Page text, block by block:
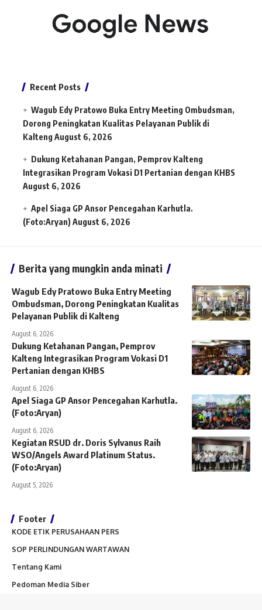
Recent Posts
Wagub Edy Pratowo Buka Entry Meeting Ombudsman,
Dorong Peningkatan Kualitas Pelayanan Publik di
Kalteng August 6, 2026
Dukung Ketahanan Pangan, Pemprov Kalteng
Integrasikan Program Vokasi D1 Pertanian dengan KHBS
August 6, 2026
Apel Siaga GP Ansor Pencegahan Karhutla.
(Foto:Aryan) August 6, 2026
Berita yang mungkin anda minati
Wagub Edy Pratowo Buka Entry Meeting
Ombudsman, Dorong Peningkatan Kualitas
Pelayanan Publik di Kalteng
August 6, 2026
Dukung Ketahanan Pangan, Pemprov
Kalteng Integrasikan Program Vokasi D1
Pertanian dengan KHBS
August 6, 2026
Apel Siaga GP Ansor Pencegahan Karhutla.
(Foto:Aryan)
August 6, 2026
Kegiatan RSUD dr. Doris Sylvanus Raih
WSO/Angels Award Platinum Status.
(Foto:Aryan)
August 5, 2026
Footer
KODE ETIK PERUSAHAAN PERS
SOP PERLINDUNGAN WARTAWAN
Tentang Kami
Pedoman Media Siber